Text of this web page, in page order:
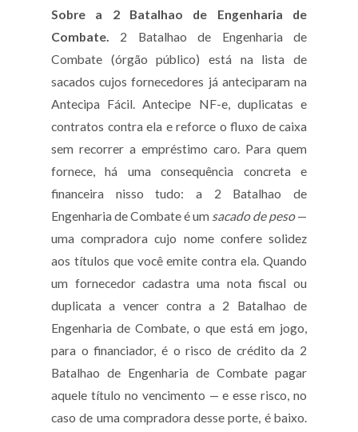
Sobre a 2 Batalhao de Engenharia de
Combate. 2 Batalhao de Engenharia de
Combate (órgão público) está na lista de
sacados cujos fornecedores já anteciparam na
Antecipa Fácil. Antecipe NF-e, duplicatas e
contratos contra ela e reforce o fluxo de caixa
sem recorrer a empréstimo caro. Para quem
fornece, há uma consequência concreta e
financeira nisso tudo: a 2 Batalhao de
Engenharia de Combate é um sacado de peso—
uma compradora cujo nome confere solidez
aos títulos que você emite contra ela. Quando
um fornecedor cadastra uma nota fiscal ou
duplicata a vencer contra a 2 Batalhao de
Engenharia de Combate, o que está em jogo,
para o financiador, é o risco de crédito da 2
Batalhao de Engenharia de Combate pagar
aquele título no vencimento — e esse risco, no
caso de uma compradora desse porte, é baixo.